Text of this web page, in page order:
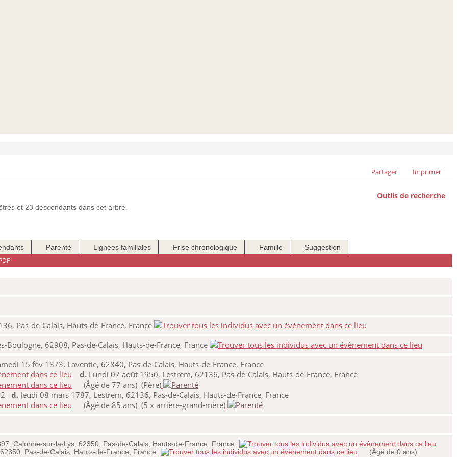
Partager Imprimer
Outils de recherche
et 23 descendants dans cet arbre.
Parenté Lignées familiales Frise chronologique Famille Suggestion
Pas-de-Calais, Hauts-de-France, France
Boulogne, 62908, Pas-de-Calais, Hauts-de-France, France
15 fév 1873, Laventie, 62840, Pas-de-Calais, Hauts-de-France, France
d. Lundi 07 août 1950, Lestrem, 62136, Pas-de-Calais, Hauts-de-France, France
(Âgé de 77 ans) (Père)
d. Jeudi 08 mars 1787, Lestrem, 62136, Pas-de-Calais, Hauts-de-France, France
(Âgé de 85 ans) (5 x arrière-grand-mère)
Calonne-sur-la-Lys, 62350, Pas-de-Calais, Hauts-de-France, France
Pas-de-Calais, Hauts-de-France, France
(Âgé de 0 ans)